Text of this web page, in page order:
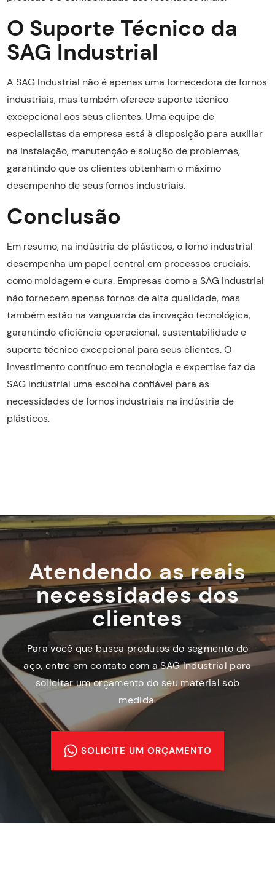
O Suporte Técnico da
SAG Industrial
A SAG Industrial não é apenas uma fornecedora de fornos
industriais, mas também oferece suporte técnico
excepcional aos seus clientes. Uma equipe de
especialistas da empresa está à disposição para auxiliar
na instalação, manutenção e solução de problemas,
garantindo que os clientes obtenham o máximo
desempenho de seus fornos industriais.
Conclusão
Em resumo, na indústria de plásticos, o forno industrial
desempenha um papel central em processos cruciais,
como moldagem e cura. Empresas como a SAG Industrial
não fornecem apenas fornos de alta qualidade, mas
também estão na vanguarda da inovação tecnológica,
garantindo eficiência operacional, sustentabilidade e
suporte técnico excepcional para seus clientes. O
investimento contínuo em tecnologia e expertise faz da
SAG Industrial uma escolha confiável para as
necessidades de fornos industriais na indústria de
plásticos.
Atendendo as reais
necessidades dos
clientes
Para você que busca produtos do segmento do
aço, entre em contato com a SAG Industrial para
solicitar um orçamento do seu material sob
medida.
SOLICITE UM ORÇAMENTO